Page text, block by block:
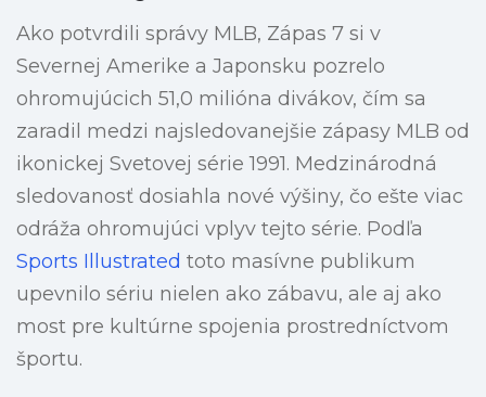
Ako potvrdili správy MLB, Zápas 7 si v
Severnej Amerike a Japonsku pozrelo
ohromujúcich 51,0 milióna divákov, čím sa
zaradil medzi najsledovanejšie zápasy MLB od
ikonickej Svetovej série 1991. Medzinárodná
sledovanosť dosiahla nové výšiny, čo ešte viac
odráža ohromujúci vplyv tejto série. Podľa
Sports Illustrated toto masívne publikum
upevnilo sériu nielen ako zábavu, ale aj ako
most pre kultúrne spojenia prostredníctvom
športu.